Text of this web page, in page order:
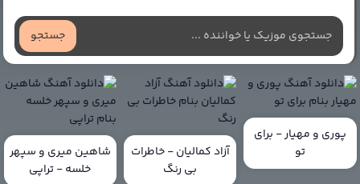
جستجو
پوری و مهیار - برای
تو
آزاد کمالیان - خاطرات
بی رنگ
شاهین میری و سپهر
خلسه - تراپی